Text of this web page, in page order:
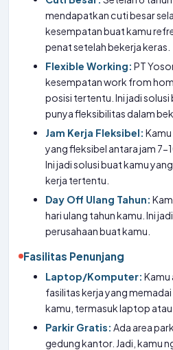
mendapatkan cuti besar
kesempatan buat kamu
penat setelah bekerja keras.
Flexible Working: PT
kesempatan work from
posisi tertentu. Ini jadi solusi
punya fleksibilitas dalam
Jam Kerja Fleksibel:
yang fleksibel antara jam 7-
Ini jadi solusi buat kamu
kerja tertentu.
Day Off Ulang Tahun:
hari ulang tahun kamu. Ini
perusahaan buat kamu.
Fasilitas Penunjang
Laptop/Komputer: Kamu
fasilitas kerja yang
kamu, termasuk laptop
Parkir Gratis: Ada area
gedung kantor. Jadi, kamu